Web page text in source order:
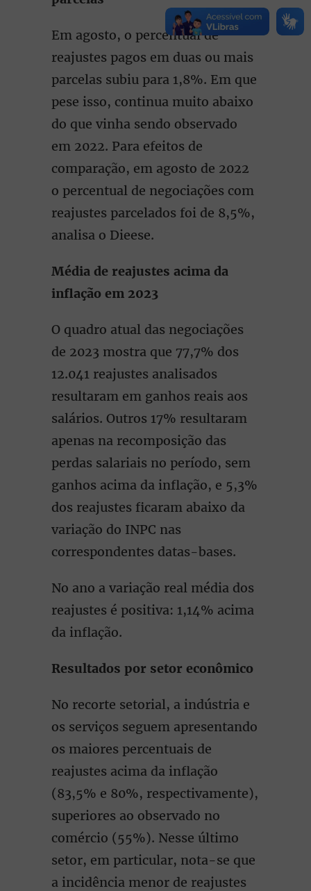
Em agosto, o percentual de
reajustes pagos em duas ou mais
parcelas subiu para 1,8%. Em que
pese isso, continua muito abaixo
do que vinha sendo observado
em 2022. Para efeitos de
comparação, em agosto de 2022
o percentual de negociações com
reajustes parcelados foi de 8,5%,
analisa o Dieese.
Média de reajustes acima da
inflação em 2023
O quadro atual das negociações
de 2023 mostra que 77,7% dos
12.041 reajustes analisados
resultaram em ganhos reais aos
salários. Outros 17% resultaram
apenas na recomposição das
perdas salariais no período, sem
ganhos acima da inﬂação, e 5,3%
dos reajustes ﬁcaram abaixo da
variação do INPC nas
correspondentes datas-bases.
No ano a variação real média dos
reajustes é positiva: 1,14% acima
da inflação.
Resultados por setor econômico
No recorte setorial, a indústria e
os serviços seguem apresentando
os maiores percentuais de
reajustes acima da inﬂação
(83,5% e 80%, respectivamente),
superiores ao observado no
comércio (55%). Nesse último
setor, em particular, nota-se que
a incidência menor de reajustes